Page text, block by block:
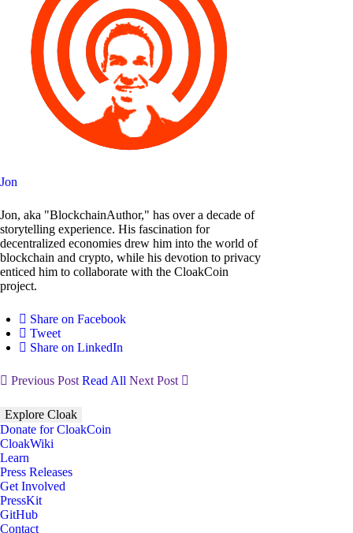
Jon
Jon, aka "BlockchainAuthor," has over a decade of
storytelling experience. His fascination for
decentralized economies drew him into the world of
blockchain and crypto, while his devotion to privacy
enticed him to collaborate with the CloakCoin
project.
Share on Facebook
Tweet
Share on LinkedIn
Previous Post Read All Next Post
Explore Cloak
Donate for CloakCoin
CloakWiki
Learn
Press Releases
Get Involved
PressKit
GitHub
Contact